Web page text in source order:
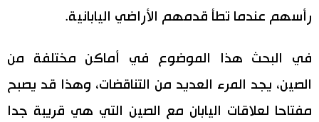
رأسهم عندما تطأ قدمهم الأراضي اليابانية.
في البحث هذا الموضوع في أماكن مختلفة من
الصين، يجد المرء العديد من التناقضات، وهذا قد يصبح
مفتاحا لعلاقات اليابان مع الصين التي هي قريبة جدا